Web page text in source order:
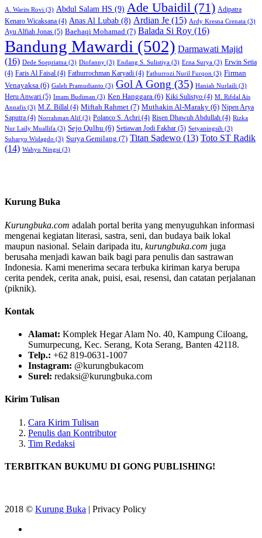
A. Warits Rovi (3) Abdul Salam HS (9) Ade Ubaidil (71) Adipatra
Kenaro Wicaksana (4) Anas Al Lubab (8) Ardian Je (15) Ardy Kresna Crenata (3)
Ayu Alfiah Jonas (5) Baehaqi Mohamad (7) Balada Si Roy (16)
Bandung Mawardi (502) Darmawati Majid
(16) Dede Soepriatna (3) Diofanny (3) Endang S. Sulistiya (3) Erna Surya (3) Erwin Setia
(4) Faris Al Faisal (4) Fathurrochman Karyadi (4) Fathurrozi Nuril Furqon (3) Firman
Venayaksa (6) Galeh Pramudianto (3) Gol A Gong (35) Haniah Nurlaili (3)
Heru Anwari (5) Imam Budiman (3) Ken Hanggara (6) Kiki Sulistyo (4) M. Rifdal Ais
Annafis (3) M.Z. Billal (4) Miftah Rahmet (7) Muthakin Al-Maraky (6) Nipen Arya
Saputra (4) Norrahman Alif (3) Polanco S. Achri (4) Risen Dhawuh Abdullah (4) Rizka
Nur Laily Muallifa (3) Sejo Qulhu (6) Setiawan Jodi Fakhar (5) Setyaningsih (3)
Suharyo Widagdo (3) Surya Gemilang (7) Titan Sadewo (13) Toto ST Radik
(14) Wahyu Ningsi (3)
Kurung Buka
Kurungbuka.com adalah portal berita yang menyuguhkan informasi
mengenai kegiatan literasi, sastra, seni, dan budaya baik lokal
maupun nasional. Selain daripada itu, kurungbuka.com juga
berusaha menjadi kawan baik bagi para penulis dan sastrawan
Indonesia. Kami menerima secara terbuka kiriman karya berupa
cerita pendek, cerita anak, puisi, esai, resensi, dan catatan perjalanan
(piknik).
Kontak
Alamat: Komplek Hegar Alam No. 40, Kampung Ciloang,
Sumurpecung, Kec. Serang, Kota Serang, Banten 42118.
Telp.: +62 819-0631-1007
Instagram: @kurungbukacom
Surel: redaksi@kurungbuka.com
Kirim Tulisan
Cara Kirim Tulisan
Penulis dan Kontributor
Tim Redaksi
TERBITKAN BUKUMU DI GONG PUBLISHING!
2018 © Kurung Buka | Privacy Policy